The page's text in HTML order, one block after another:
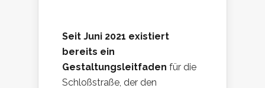
Seit Juni 2021 existiert
bereits ein
Gestaltungsleitfaden für die
Schloßstraße, der den